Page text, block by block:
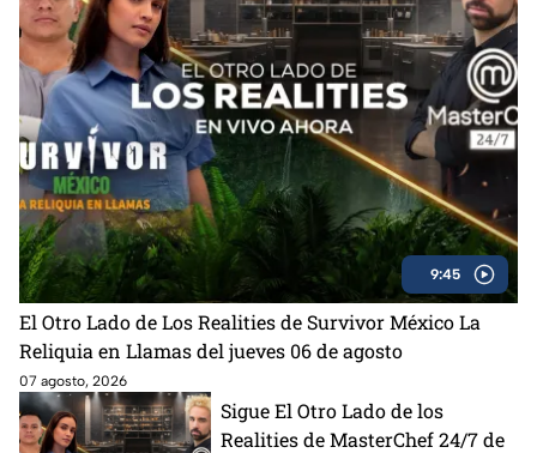
9:45
El Otro Lado de Los Realities de Survivor México La
Reliquia en Llamas del jueves 06 de agosto
07 agosto, 2026
Sigue El Otro Lado de los
Realities de MasterChef 24/7 de